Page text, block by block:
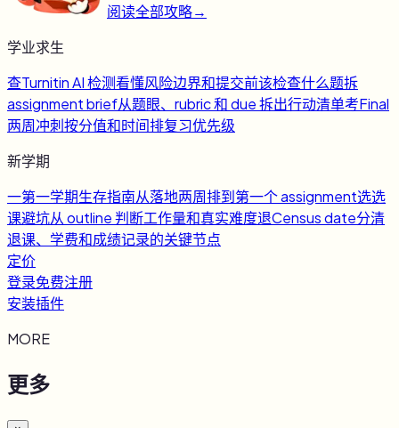
阅读全部攻略→
学业求生
查Turnitin AI 检测看懂风险边界和提交前该检查什么题拆
assignment brief从题眼、rubric 和 due 拆出行动清单考Final
两周冲刺按分值和时间排复习优先级
新学期
一第一学期生存指南从落地两周排到第一个 assignment选选
课避坑从 outline 判断工作量和真实难度退Census date分清
退课、学费和成绩记录的关键节点
定价
登录免费注册
安装插件
MORE
更多